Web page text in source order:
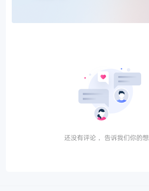
还没有评论， 告诉我们你的